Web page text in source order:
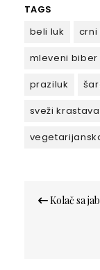
TAGS
beli luk
crni
mleveni biber
praziluk
sveži
чланка
Kolač sa